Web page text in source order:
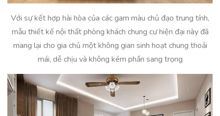
Với sự kết hợp hài hòa của các gam màu chủ đạo trung tính,
mẫu thiết kế nội thất phòng khách chung cư hiện đại này đã
mang lại cho gia chủ một không gian sinh hoạt chung thoải
mái, dễ chịu và không kém phần sang trọng